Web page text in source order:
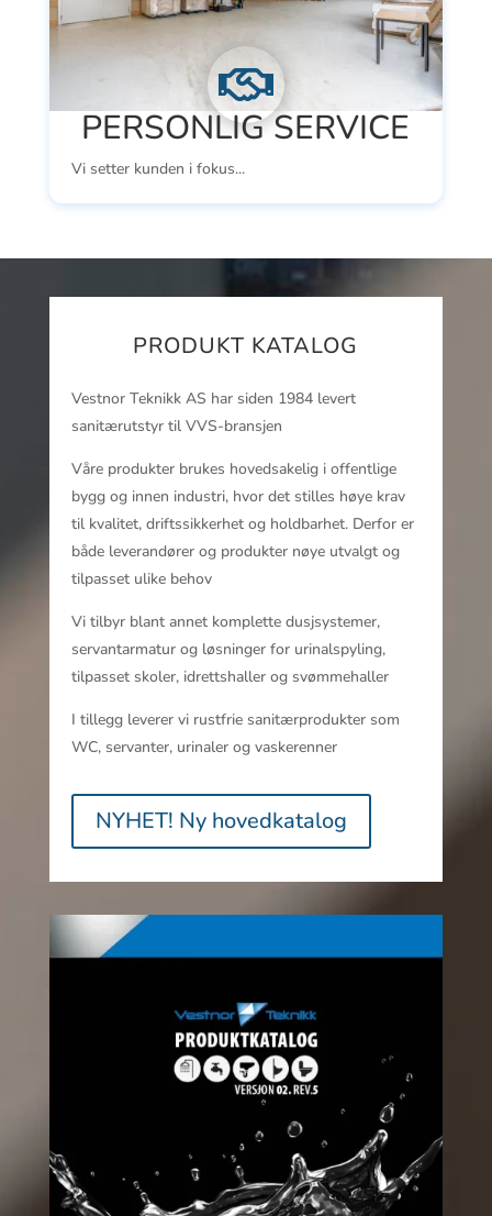

PERSONLIG SERVICE
Vi setter kunden i fokus...
PRODUKT KATALOG
Vestnor Teknikk AS har siden 1984 levert
sanitærutstyr til VVS-bransjen
Våre produkter brukes hovedsakelig i offentlige
bygg og innen industri, hvor det stilles høye krav
til kvalitet, driftssikkerhet og holdbarhet. Derfor er
både leverandører og produkter nøye utvalgt og
tilpasset ulike behov
Vi tilbyr blant annet komplette dusjsystemer,
servantarmatur og løsninger for urinalspyling,
tilpasset skoler, idrettshaller og svømmehaller
I tillegg leverer vi rustfrie sanitærprodukter som
WC, servanter, urinaler og vaskerenner
NYHET! Ny hovedkatalog